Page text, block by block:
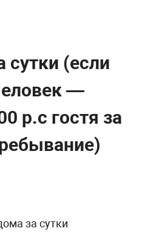
сутки (если
—
р.с гостя за
за сутки